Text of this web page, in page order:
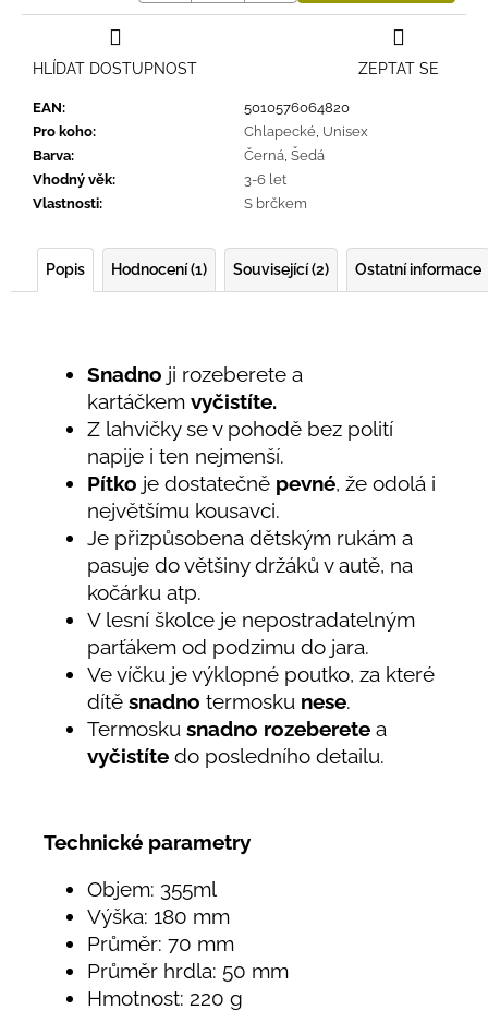
EAN:
5010576064820
Pro koho: Chlapecké, Unisex
Barva: Černá, Šedá
Vhodný věk:
3-6 let
Vlastnosti: S brčkem
ZEPTAT SE
HLÍDAT DOSTUPNOST
Popis Hodnocení (1) Související (2) Ostatní informace
Snadno ji rozeberete a
kartáčkem vyčistíte.
Z lahvičky se v pohodě bez polití
napije i ten nejmenší.
Pítko je dostatečně pevné, že odolá i
největšímu kousavci.
Je přizpůsobena dětským rukám a
pasuje do většiny držáků v autě, na
kočárku atp.
V lesní školce je nepostradatelným
parťákem od podzimu do jara.
Ve víčku je výklopné poutko, za které
dítě snadno termosku nese.
Termosku snadno rozeberete a
vyčistíte do posledního detailu.
Technické parametry
Objem: 355ml
Výška: 180 mm
Průměr: 70 mm
Průměr hrdla: 50 mm
Hmotnost: 220 g